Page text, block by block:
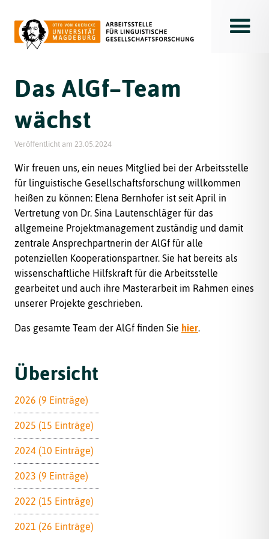
Das AlGf–Team
wächst
Veröffentlicht am 23.05.2024
Wir freuen uns, ein neues Mitglied bei der Arbeitsstelle
für linguistische Gesellschaftsforschung willkommen
heißen zu können: Elena Bernhofer ist seit April in
Vertretung von Dr. Sina Lautenschläger für das
allgemeine Projektmanagement zuständig und damit
zentrale Ansprechpartnerin der AlGf für alle
potenziellen Kooperationspartner. Sie hat bereits als
wissenschaftliche Hilfskraft für die Arbeitsstelle
gearbeitet und auch ihre Masterarbeit im Rahmen eines
unserer Projekte geschrieben.
Das gesamte Team der AlGf finden Sie hier.
Übersicht
2026 (9 Einträge)
2025 (15 Einträge)
2024 (10 Einträge)
2023 (9 Einträge)
2022 (15 Einträge)
2021 (26 Einträge)